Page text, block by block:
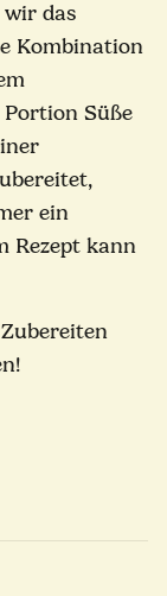
das
Kombination
Süße
ein
Rezept kann